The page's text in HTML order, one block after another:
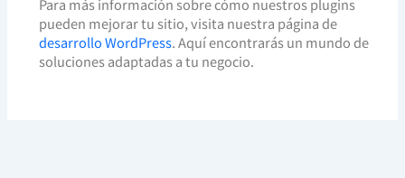
Para más información sobre cómo nuestros plugins
pueden mejorar tu sitio, visita nuestra página de
desarrollo WordPress. Aquí encontrarás un mundo de
soluciones adaptadas a tu negocio.